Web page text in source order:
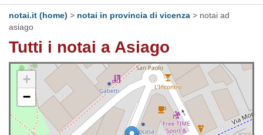
notai.it (home) > notai in provincia di vicenza > notai ad
asiago
Tutti i notai a Asiago
+
−